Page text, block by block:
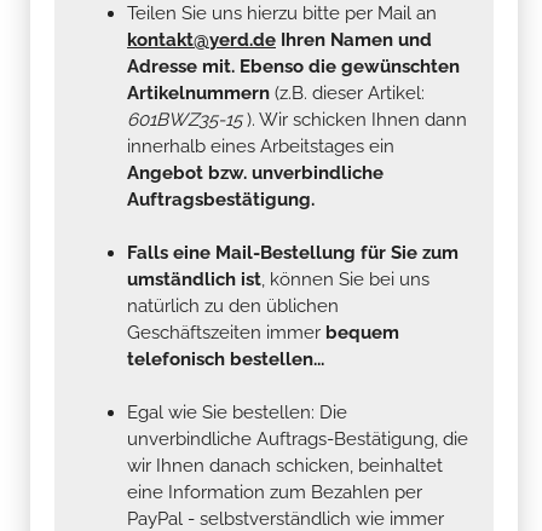
Teilen Sie uns hierzu bitte per Mail an
kontakt@yerd.de Ihren Namen und
Adresse mit. Ebenso die gewünschten
Artikelnummern (z.B. dieser Artikel:
601BWZ35-15). Wir schicken Ihnen dann
innerhalb eines Arbeitstages ein
Angebot bzw. unverbindliche
Auftragsbestätigung.
Falls eine Mail-Bestellung für Sie zum
umständlich ist, können Sie bei uns
natürlich zu den üblichen
Geschäftszeiten immer bequem
telefonisch bestellen...
Egal wie Sie bestellen: Die
unverbindliche Auftrags-Bestätigung, die
wir Ihnen danach schicken, beinhaltet
eine Information zum Bezahlen per
PayPal - selbstverständlich wie immer